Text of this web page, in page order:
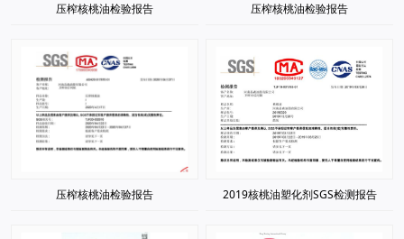
压榨核桃油检验报告 压榨核桃油检验报告
压榨核桃油检验报告 2019核桃油塑化剂SGS检测报告